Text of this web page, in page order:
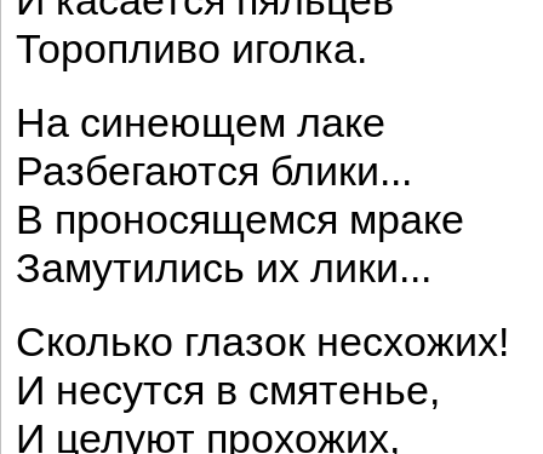
Торопливо иголка.
На синеющем лаке
Разбегаются блики...
В проносящемся мраке
Замутились их лики...
Сколько глазок несхожих!
И несутся в смятенье,
И целуют прохожих,